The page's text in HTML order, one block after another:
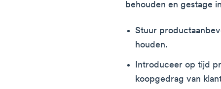
behouden en gestage
Stuur
houden.
Introduceer op tijd
koopgedrag van